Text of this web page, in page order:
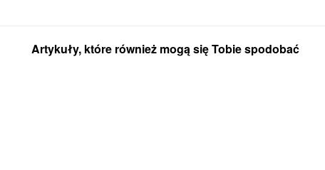
Artykuły, które również mogą się Tobie spodobać